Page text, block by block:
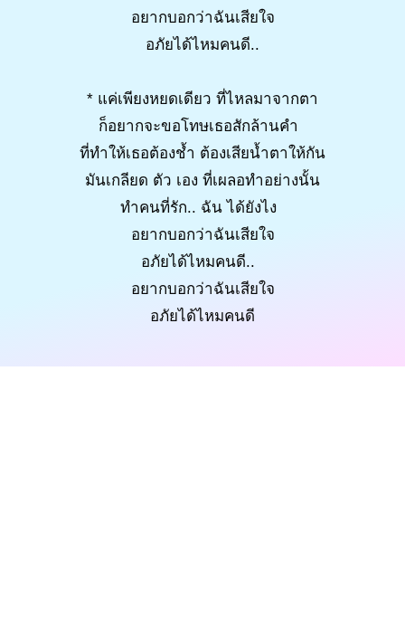
อยากบอกว่าฉันเสียใจ
อภัยได้ไหมคนดี..
* แค่เพียงหยดเดียว ที่ไหลมาจากตา
ก็อยากจะขอโทษเธอสักล้านคำ
ที่ทำให้เธอต้องช้ำ ต้องเสียน้ำตาให้กัน
มันเกลียด ตัว เอง ที่เผลอทำอย่างนั้น
ทำคนที่รัก.. ฉัน ได้ยังไง
อยากบอกว่าฉันเสียใจ
อภัยได้ไหมคนดี..
อยากบอกว่าฉันเสียใจ
อภัยได้ไหมคนดี